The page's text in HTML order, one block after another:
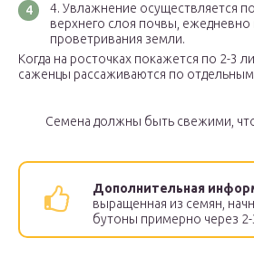
Увлажнение осуществляется
верхнего слоя почвы, ежедневно
проветривания земли.
Когда на росточках покажется по 2-3
саженцы рассаживаются по
Семена должны быть свежими,
Дополнительная
выращенная из семян,
бутоны примерно через 2-